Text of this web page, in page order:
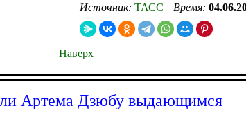
Источник: ТАСС Время:
Наверх
Артема Дзюбу выдающимся